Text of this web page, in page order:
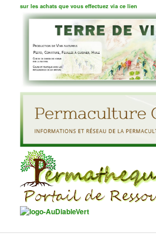
sur les achats que vous effectuez via ce lien